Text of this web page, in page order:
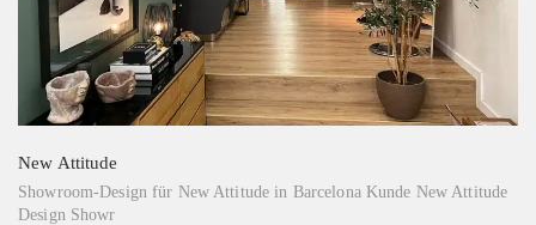
New Attitude
Showroom-Design für New Attitude in Barcelona Kunde New Attitude
Design Showr